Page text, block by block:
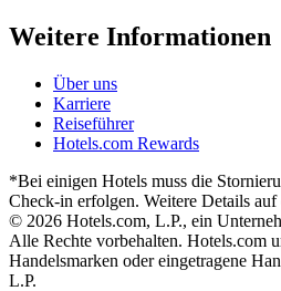
Weitere Informationen
Über uns
Karriere
Reiseführer
Hotels.com Rewards
*Bei einigen Hotels muss die
Check-in erfolgen. Weitere Details auf
© 2026 Hotels.com, L.P., ein
Alle Rechte vorbehalten. Hotels.com
Handelsmarken oder eingetragene
L.P.